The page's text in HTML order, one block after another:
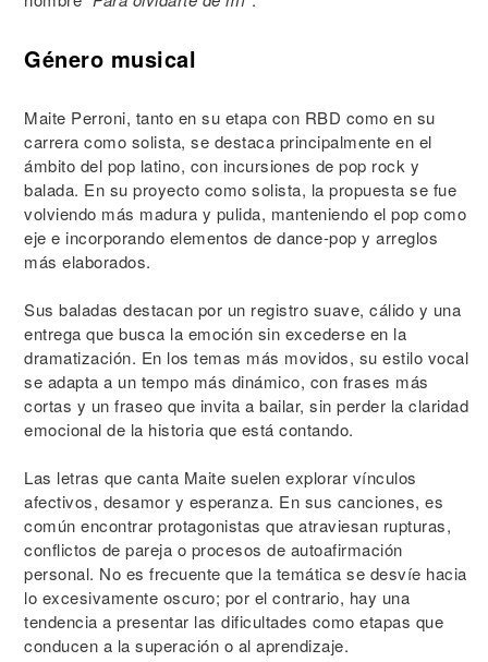
Género musical
Maite Perroni, tanto en su etapa con RBD como en su
carrera como solista, se destaca principalmente en el
ámbito del pop latino, con incursiones de pop rock y
balada. En su proyecto como solista, la propuesta se fue
volviendo más madura y pulida, manteniendo el pop como
eje e incorporando elementos de dance-pop y arreglos
más elaborados.
Sus baladas destacan por un registro suave, cálido y una
entrega que busca la emoción sin excederse en la
dramatización. En los temas más movidos, su estilo vocal
se adapta a un tempo más dinámico, con frases más
cortas y un fraseo que invita a bailar, sin perder la claridad
emocional de la historia que está contando.
Las letras que canta Maite suelen explorar vínculos
afectivos, desamor y esperanza. En sus canciones, es
común encontrar protagonistas que atraviesan rupturas,
conflictos de pareja o procesos de autoafirmación
personal. No es frecuente que la temática se desvíe hacia
lo excesivamente oscuro; por el contrario, hay una
tendencia a presentar las dificultades como etapas que
conducen a la superación o al aprendizaje.